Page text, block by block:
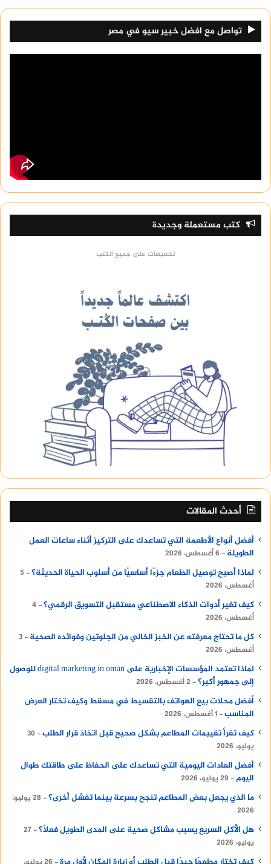
تواصل مع افضل خبير سيو في مصر
كتب مستعملة وجديدة
تخفيضات على جميع الكتب
أحدث المقالات
أفضل أنواع الأطعمة التي تساعدك على التركيز أثناء ساعات العمل
الطويلة
6 أغسطس، 2026
لماذا أصبح توصيل الطعام جزءًا أساسيًا من أسلوب الحياة الحديثة؟
5
أغسطس، 2026
كيف تغير أدوات الذكاء الاصطناعي مستقبل التسويق الرقمي؟ 4
أغسطس، 2026
كل ما تحتاج معرفته عن الخبز الخالي من الجلوتين وفوائده الصحية
3
أغسطس، 2026
لماذا تعتمد المؤسسات الإخبارية على digital marketing in oman للوصول
إلى جمهور أكبر؟ 2 أغسطس، 2026
أفضل محلات بيع الهواتف بالتقسيط في مسقط وكيف تختار العرض
المناسب 1 أغسطس، 2026
كيف تقرأ تقييمات المطاعم بشكل صحيح قبل اتخاذ قرار الطلب
30
يوليو، 2026
أفضل العادات اليومية التي تساعدك على الحفاظ على طاقتك طوال
اليوم
29 يوليو، 2026
ما الذي يجعل بعض المطاعم تنجح بسرعة بينما تفشل أخرى؟
28 يوليو،
2026
هل الأكل السريع يسبب مشاكل صحية على المدى الطويل فعلًا؟ 27
يوليو، 2026